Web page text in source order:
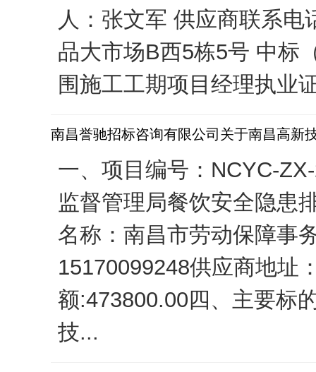
人：张文军 供应商联系
品大市场B西5栋5号 中标
围施工工期项目经理执业
南昌誉驰招标咨询有限公司关于南昌高新
一、项目编号：NCYC-
监督管理局餐饮安全隐患
名称：南昌市劳动保障事
15170099248供应商地址
额:473800.00四、主要标
技...